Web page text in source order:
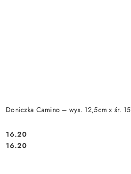
Doniczka Camino – wys. 12,5cm x śr.
Cena:
16.20
Cena:
16.20